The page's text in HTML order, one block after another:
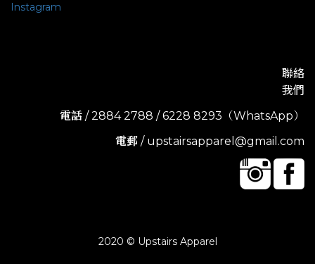
Instagram
聯絡
我們
電話 / 2884 2788 / 6228 8293（WhatsApp）
電郵 / upstairsapparel@gmail.com
2020 © Upstairs Apparel